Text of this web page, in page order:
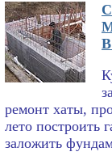
В
ремонт хаты,
лето построить
заложить